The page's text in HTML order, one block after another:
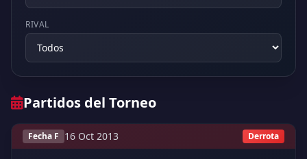
RIVAL
Partidos del Torneo
Fecha F 16 Oct 2013 Derrota